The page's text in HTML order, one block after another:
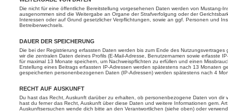
Die nicht für eine öffentliche Bereitstellung vorgesehenen Daten werden von Mustang-
ausgenommen sind die Weitergabe an Organe der Strafverfolgung oder der
Interessen oder auf Grund gesetzlicher Verpflichtungen, sowie an ggf. Personen und
Betreiberwechsels.
DAUER DER SPEICHERUNG
Die bei der Registrierung erfassten Daten werden bis zum Ende des Nutzungsvertrages
wir die zentralen Daten deines Profils (E-Mail-Adresse, Benutzernamen sowie erfasste
für maximal 13 Monate speichern, um Nachweispflichten zu erfüllen und einen
Erstellung eines Beitrags erfassten IP-Adressen werden spätestens nach 13 Monaten
gespeicherten personenbezogenen Daten (IP-Adressen) werden spätestens nach 4
RECHT AUF AUSKUNFT
Du hast das Recht, Auskunft darüber zu erhalten, ob personenbezogene Daten von dir
hast du ferner das Recht, Auskunft über diese Daten und weitere Informationen gem.
Auskunftsersuchen wende dich bitte an den Verantwortlichen (siehe oben) oder